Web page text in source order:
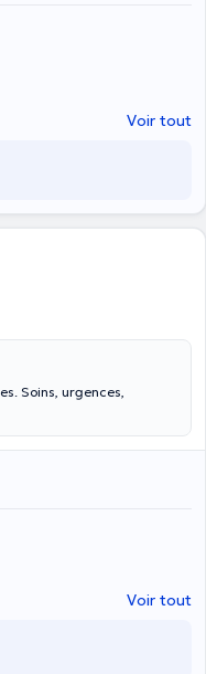
Voir tout
Soins, urgences,
Voir tout